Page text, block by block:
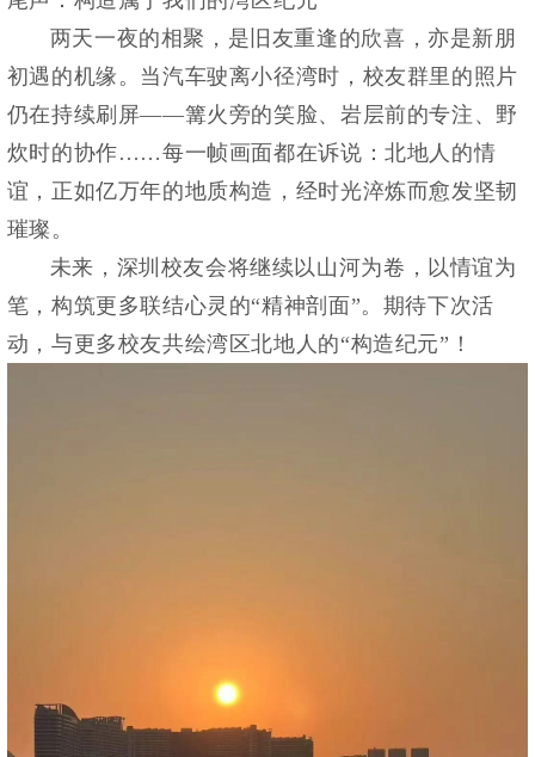
两天一夜的相聚，是旧友重逢的欣喜，亦是新朋
初遇的机缘。当汽车驶离小径湾时，校友群里的照片
仍在持续刷屏——篝火旁的笑脸、岩层前的专注、野
炊时的协作……每一帧画面都在诉说：北地人的情
谊，正如亿万年的地质构造，经时光淬炼而愈发坚韧
璀璨。
未来，深圳校友会将继续以山河为卷，以情谊为
笔，构筑更多联结心灵的“精神剖面”。期待下次活
动，与更多校友共绘湾区北地人的“构造纪元”！